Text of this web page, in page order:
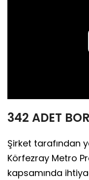
342 ADET
Şirket tarafından
Körfezray Metro
kapsamında